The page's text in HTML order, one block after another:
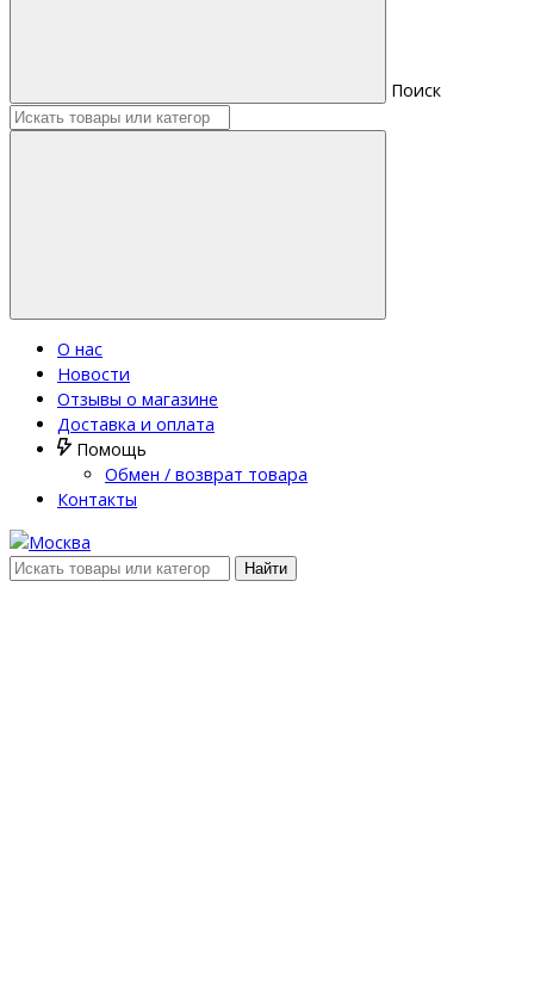
Поиск
О нас
Новости
Отзывы о магазине
Доставка и оплата
Помощь
Обмен / возврат товара
Контакты
Найти